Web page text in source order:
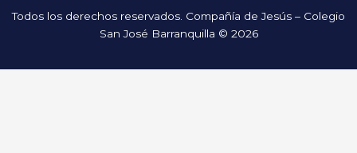
Todos los derechos reservados. Compañía de Jesús – Colegio
San José Barranquilla © 2026